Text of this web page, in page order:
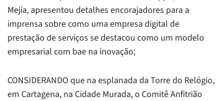
Mejía, apresentou detalhes encorajadores para a
imprensa sobre como uma empresa digital de
prestação de serviços se destacou como um modelo
empresarial com bae na inovação;
CONSIDERANDO que na esplanada da Torre do Relógio,
em Cartagena, na Cidade Murada, o Comitê Anfitrião